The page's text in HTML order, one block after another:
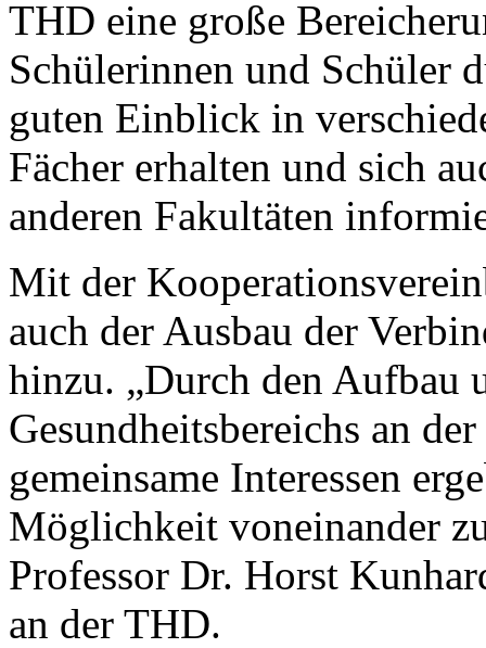
THD eine große
Schülerinnen und Schüler
guten Einblick in
Fächer erhalten und sich
anderen Fakultäten
Mit der
auch der Ausbau der
hinzu. „Durch den Aufbau
Gesundheitsbereichs an
gemeinsame Interessen
Möglichkeit voneinander
Professor Dr. Horst
an der THD.